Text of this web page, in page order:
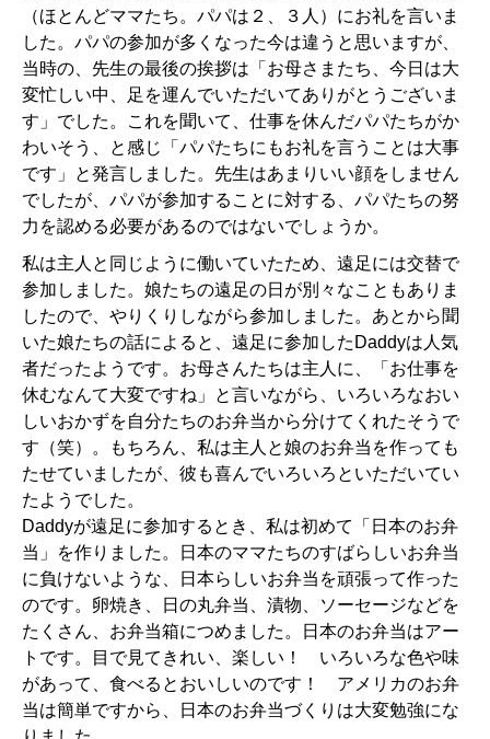
（ほとんどママたち。パパは２、３人）にお礼を言いま
した。パパの参加が多くなった今は違うと思いますが、
当時の、先生の最後の挨拶は「お母さまたち、今日は大
変忙しい中、足を運んでいただいてありがとうございま
す」でした。これを聞いて、仕事を休んだパパたちがか
わいそう、と感じ「パパたちにもお礼を言うことは大事
です」と発言しました。先生はあまりいい顔をしません
でしたが、パパが参加することに対する、パパたちの努
力を認める必要があるのではないでしょうか。
私は主人と同じように働いていたため、遠足には交替で
参加しました。娘たちの遠足の日が別々なこともありま
したので、やりくりしながら参加しました。あとから聞
いた娘たちの話によると、遠足に参加したDaddyは人気
者だったようです。お母さんたちは主人に、「お仕事を
休むなんて大変ですね」と言いながら、いろいろなおい
しいおかずを自分たちのお弁当から分けてくれたそうで
す（笑）。もちろん、私は主人と娘のお弁当を作っても
たせていましたが、彼も喜んでいろいろといただいてい
たようでした。
Daddyが遠足に参加するとき、私は初めて「日本のお弁
当」を作りました。日本のママたちのすばらしいお弁当
に負けないような、日本らしいお弁当を頑張って作った
のです。卵焼き、日の丸弁当、漬物、ソーセージなどを
たくさん、お弁当箱につめました。日本のお弁当はアー
トです。目で見てきれい、楽しい！ いろいろな色や味
があって、食べるとおいしいのです！ アメリカのお弁
当は簡単ですから、日本のお弁当づくりは大変勉強にな